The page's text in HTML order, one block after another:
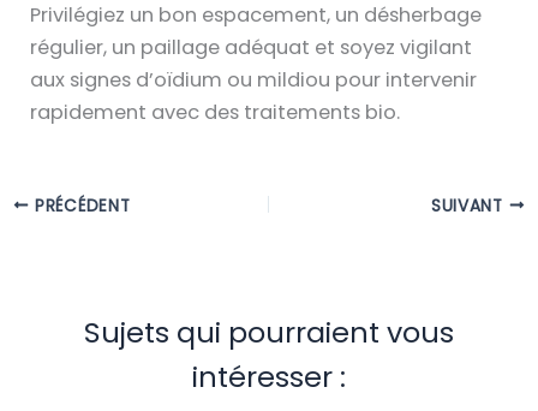
Privilégiez un bon espacement, un désherbage
régulier, un paillage adéquat et soyez vigilant
aux signes d’oïdium ou mildiou pour intervenir
rapidement avec des traitements bio.
PRÉCÉDENT SUIVANT
Sujets qui pourraient vous
intéresser :